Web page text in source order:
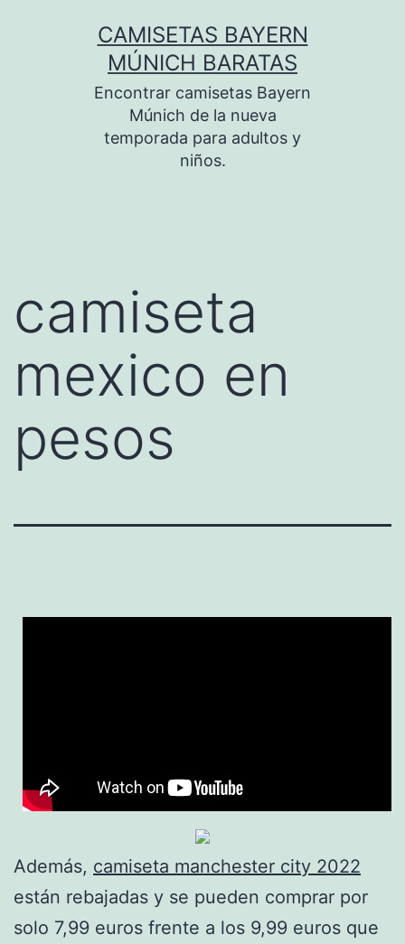
CAMISETAS BAYERN
MÚNICH BARATAS
Encontrar camisetas Bayern
Múnich de la nueva
temporada para adultos y
niños.
camiseta
mexico en
pesos
Además, camiseta manchester city 2022
están rebajadas y se pueden comprar por
solo 7,99 euros frente a los 9,99 euros que